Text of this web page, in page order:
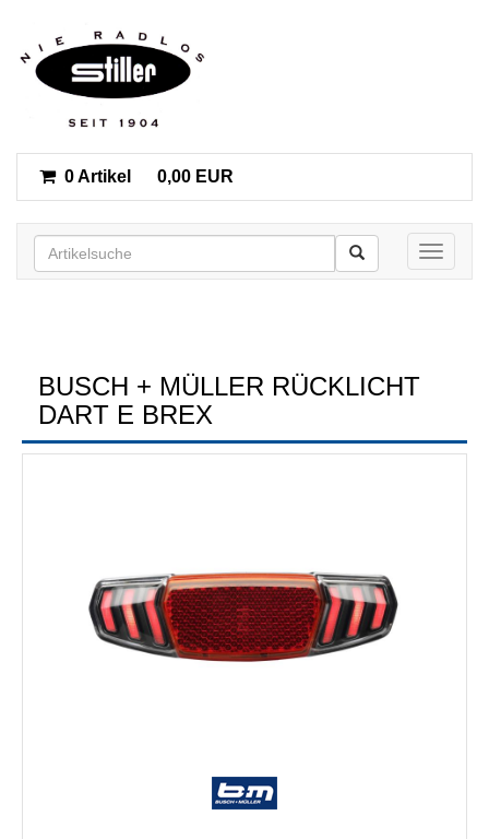
0 Artikel 0,00 EUR
Toggle
BUSCH + MÜLLER RÜCKLICHT
DART E BREX